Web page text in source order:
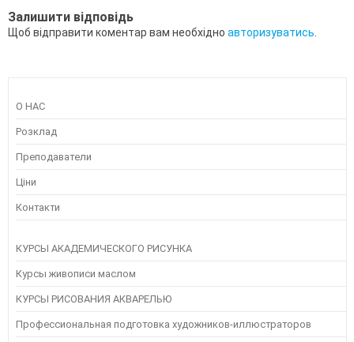
Залишити відповідь
Щоб відправити коментар вам необхідно авторизуватись
О НАС
Розклад
Преподаватели
Ціни
Контакти
КУРСЫ АКАДЕМИЧЕСКОГО РИСУНКА
Курсы живописи маслом
КУРСЫ РИСОВАНИЯ АКВАРЕЛЬЮ
Профессиональная подготовка художников-иллюстраторов